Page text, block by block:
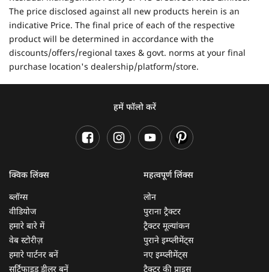
The price disclosed against all new products herein is an
indicative Price. The final price of each of the respective
product will be determined in accordance with the
discounts/offers/regional taxes & govt. norms at your final
purchase location's dealership/platform/store.
हमें फॉलो करें
क्विक लिंक्स
ब्लॉग्स
वीडियोज
हमारे बारे में
वेब स्टोरीज़
हमारे पार्टनर बनें
सर्टिफाइड डीलर बनें
महत्वपूर्ण लिंक्स
लोन
पुराना ट्रैक्टर
ट्रैक्टर मूल्यांकन
पुराने इम्प्लीमेंट्स
नए इम्प्लीमेंट्स
ट्रैक्टर की प्राइस